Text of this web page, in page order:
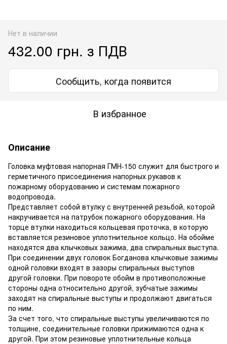
Нет в наличии
432.00 грн. з ПДВ
Сообщить, когда появится
В избранное
Описание
Головка муфтовая напорная ГМН-150 служит для быстрого и
герметичного присоединения напорных рукавов к
пожарному оборудованию и системам пожарного
водопровода.
Представляет собой втулку с внутренней резьбой, которой
накручивается на патрубок пожарного оборудования. На
торце втулки находиться кольцевая проточка, в которую
вставляется резиновое уплотнительное кольцо. На обойме
находятся два клычковых зажима, два спиральных выступа.
При соединении двух головок Богданова клычковые зажимы
одной головки входят в зазоры спиральных выступов
другой головки. При повороте обойм в противоположные
стороны одна относительно другой, зубчатые зажимы
заходят на спиральные выступы и продолжают двигаться
по ним.
За счет того, что спиральные выступы увеличиваются по
толщине, соединительные головки прижимаются одна к
другой. При этом резиновые уплотнительные кольца